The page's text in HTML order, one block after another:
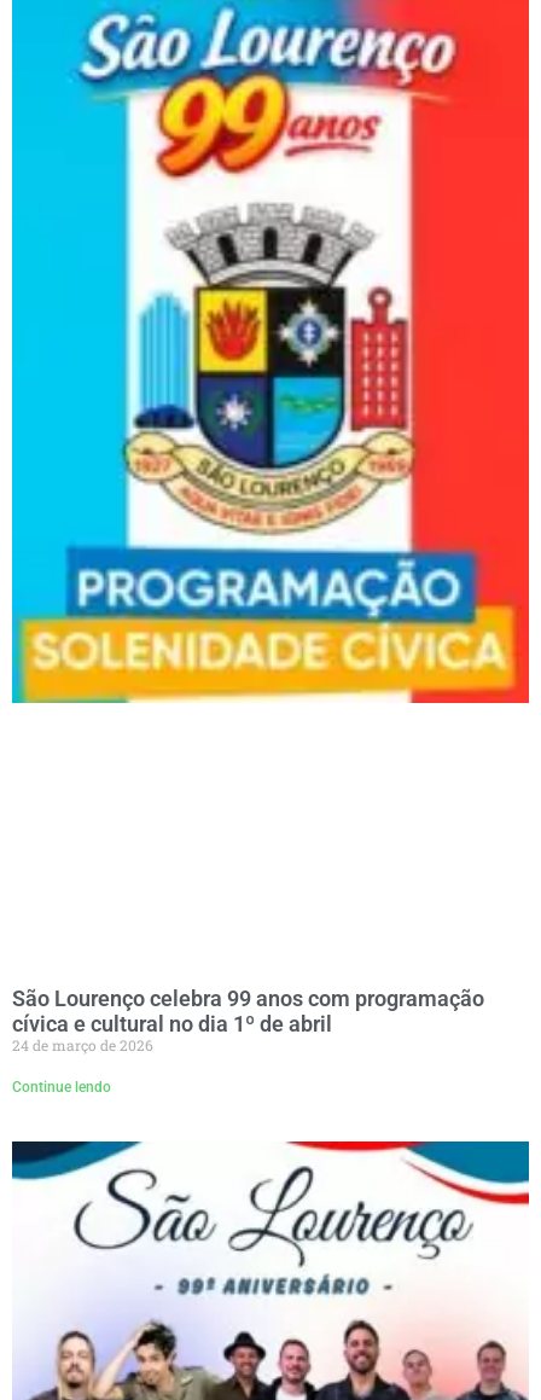
São Lourenço celebra 99 anos com programação
cívica e cultural no dia 1º de abril
24 de março de 2026
Continue lendo